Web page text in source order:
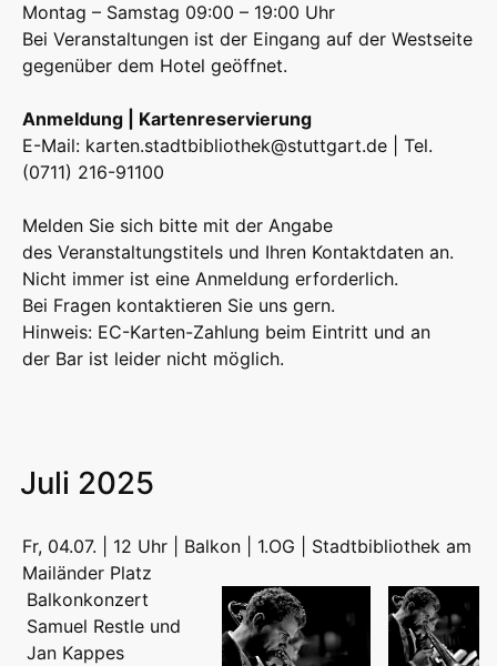
Montag – Samstag 09:00 – 19:00 Uhr
Bei Veranstaltungen ist der Eingang auf der Westseite
gegenüber dem Hotel geöffnet.
Anmeldung | Kartenreservierung
E-Mail: karten.stadtbibliothek@stuttgart.de | Tel.
(0711) 216-91100
Melden Sie sich bitte mit der Angabe
des Veranstaltungstitels und Ihren Kontaktdaten an.
Nicht immer ist eine Anmeldung erforderlich.
Bei Fragen kontaktieren Sie uns gern.
Hinweis: EC-Karten-Zahlung beim Eintritt und an
der Bar ist leider nicht möglich.
Juli 2025
Fr, 04.07. | 12 Uhr | Balkon | 1.OG | Stadtbibliothek am
Mailänder Platz
Balkonkonzert
Samuel Restle und
Jan Kappes